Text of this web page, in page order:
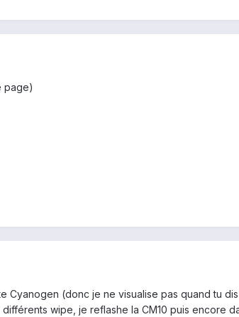
page)
Cyanogen (donc je ne visualise pas quand tu
wipe, je reflashe la CM10 puis encore